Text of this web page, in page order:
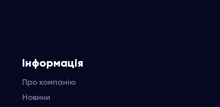
Інформація
Про компанію
Новини